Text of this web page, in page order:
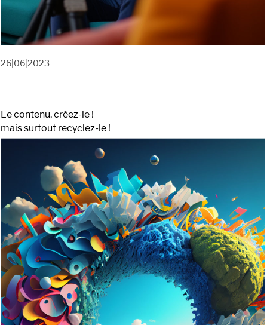
26|06|2023
Le contenu, créez-le !
mais surtout recyclez-le !